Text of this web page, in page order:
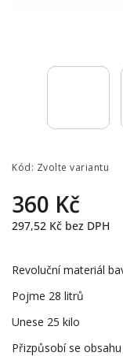
Kód: Zvolte variantu
360 Kč
297,52 Kč bez DPH
Revoluční materiál
Pojme 28 litrů
Unese 25 kilo
Přizpůsobí se obsahu